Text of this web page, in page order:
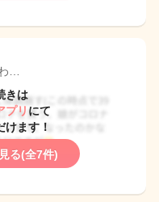
…
きは
プリ にて
けます！
る(全7件)